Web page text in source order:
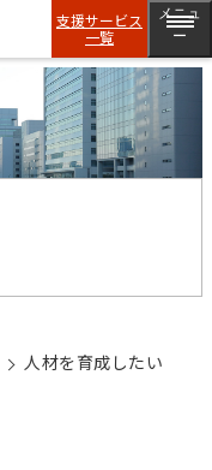
支援サービス
一覧
メニュ
ー
人材を育成したい